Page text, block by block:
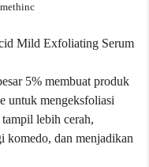
Mild Exfoliating Serum
5% membuat produk
untuk mengeksfoliasi
lebih cerah,
komedo, dan menjadikan